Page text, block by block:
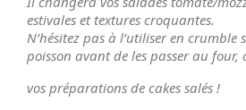
estivales et textures croquantes.
N’hésitez pas à l’utiliser en crumble
poisson avant de les passer au four,
vos préparations de cakes salés !